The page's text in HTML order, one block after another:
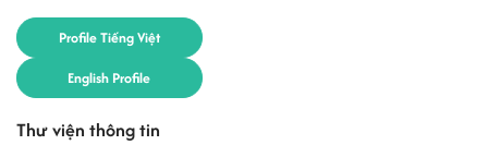
Profile Tiếng Việt
English Profile
Thư viện thông tin